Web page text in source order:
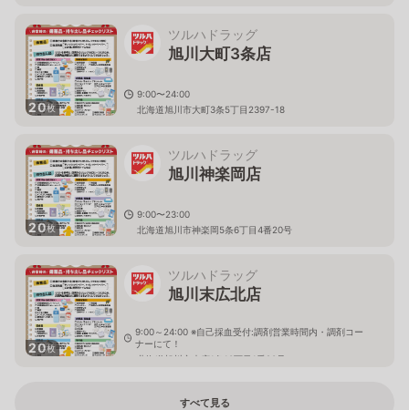
20枚
ツルハドラッグ
旭川大町3条店
9:00〜24:00
北海道旭川市大町3条5丁目2397-18
20枚
ツルハドラッグ
旭川神楽岡店
9:00〜23:00
北海道旭川市神楽岡5条6丁目4番20号
20枚
ツルハドラッグ
旭川末広北店
9:00～24:00 ※自己採血受付:調剤営業時間内・調剤コー
ナーにて！
北海道旭川市末広1条10丁目1番20号
すべて見る